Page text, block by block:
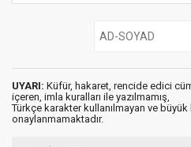
UYARI: Küfür, hakaret, rencide edici
içeren, imla kuralları ile yazılmamış,
Türkçe karakter kullanılmayan ve büyük
onaylanmamaktadır.